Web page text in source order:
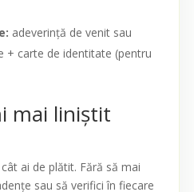
adeverință de venit sau
+ carte de identitate (pentru
mai liniștit
ai de plătit. Fără să mai
sau să verifici în fiecare